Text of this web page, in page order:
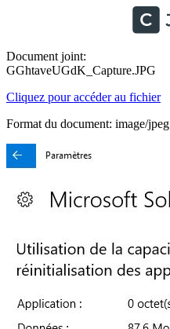
Document joint:
GGhtaveUGdK_Capture.JPG
Cliquez pour accéder au fichier
Format du document: image/jpeg